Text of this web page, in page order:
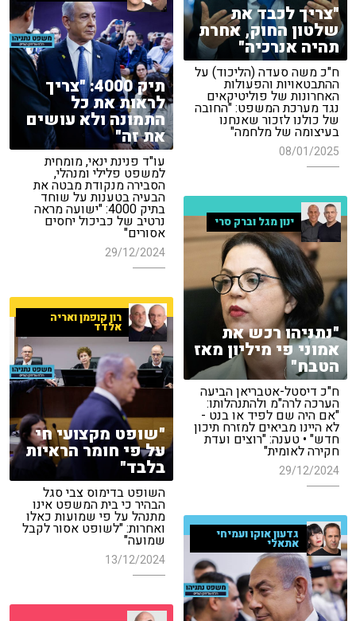
"צריך לכבד את
שלטון החוק, אחרת
תהיה אנרכיה"
ח"כ משה סעדה (הליכוד) על
ההתבטאויות והפעולות
האחרונות של פוליטיקאים
נגד מערכת המשפט: "החובה
של כולנו לזכור שאנחנו
בעיצומה של מלחמה"
08/01/2025
תיק 4000: "צריך
לראות את כל
התמונה ולא עושים
את זה"
עו"ד פנינת ינאי, מומחית
למשפט פלילי ומנהלי,
הסבירה מנקודת מבטה את
הבעיה בטענות על שוחד
בתיק 4000: "ישועה מראה
נרטיב של כביכול יחסים
אסורים"
29/12/2024
ינון מגל וברק סרי
"נתניהו רכש את
אמוני פי מיליון מאז
הטבח"
ח"כ דיסטל-אטבריאן הביעה
הערכה לרה"מ ולהתנהלותו:
"אם היה שם לפיד או בנט -
לא היינו מביאים למזרח תיכון
חדש" • טענה: "רוצים ועדת
חקירה לאומית"
29/12/2024
רון קופמן ואריה
אלדד
"שופט מקצועי חי
על פי חומר הראיות
בלבד"
השופט בדימוס צבי סגל
הבהיר כי בית המשפט אינו
מתנהל על פי שמועות כאלו
ואחרות: "לשופט אסור לקבל
שמועה"
13/12/2024
גדעון אוקו ועמיחי
אתאלי